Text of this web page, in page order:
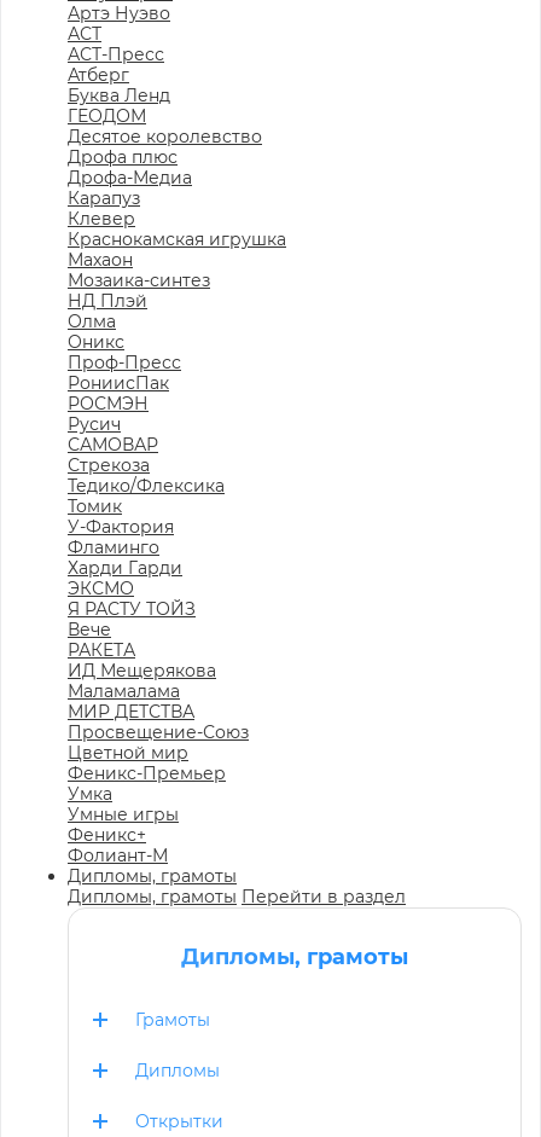
Артэ Нуэво
АСТ
АСТ-Пресс
Атберг
Буква Ленд
ГЕОДОМ
Десятое королевство
Дрофа плюс
Дрофа-Медиа
Карапуз
Клевер
Краснокамская игрушка
Махаон
Мозаика-синтез
НД Плэй
Олма
Оникс
Проф-Пресс
РониисПак
РОСМЭН
Русич
САМОВАР
Стрекоза
Тедико/Флексика
Томик
У-Фактория
Фламинго
Харди Гарди
ЭКСМО
Я РАСТУ ТОЙЗ
Вече
РАКЕТА
ИД Мещерякова
Маламалама
МИР ДЕТСТВА
Просвещение-Союз
Цветной мир
Феникс-Премьер
Умка
Умные игры
Феникс+
Фолиант-М
Дипломы, грамоты
Дипломы, грамоты Перейти в раздел
Дипломы, грамоты
Грамоты
Дипломы
Открытки